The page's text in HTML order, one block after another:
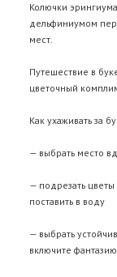
Колючки
дельфиниумом
мест.
Путешествие в
цветочный
Как ухаживать за
— выбрать место
— подрезать
поставить в воду
— выбрать
включите